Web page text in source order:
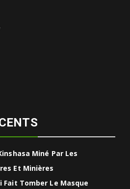
Miné Par Les
Et Minières
Fait Tomber Le Masque